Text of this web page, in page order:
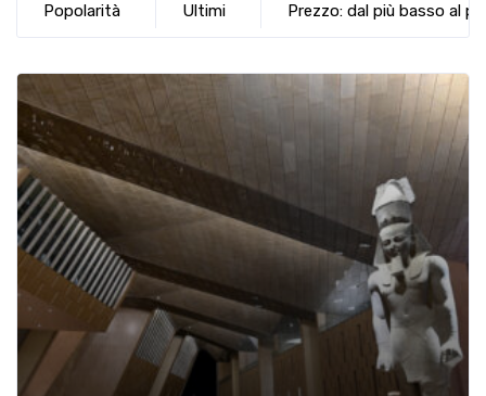
Popolarità Ultimi Prezzo: dal più basso al